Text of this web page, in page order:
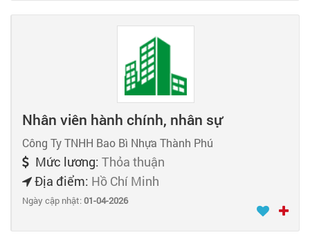
Nhân viên hành chính, nhân sự
Công Ty TNHH Bao Bì Nhựa Thành Phú
Mức lương: Thỏa thuận
Địa điểm: Hồ Chí Minh
Ngày cập nhật:01-04-2026